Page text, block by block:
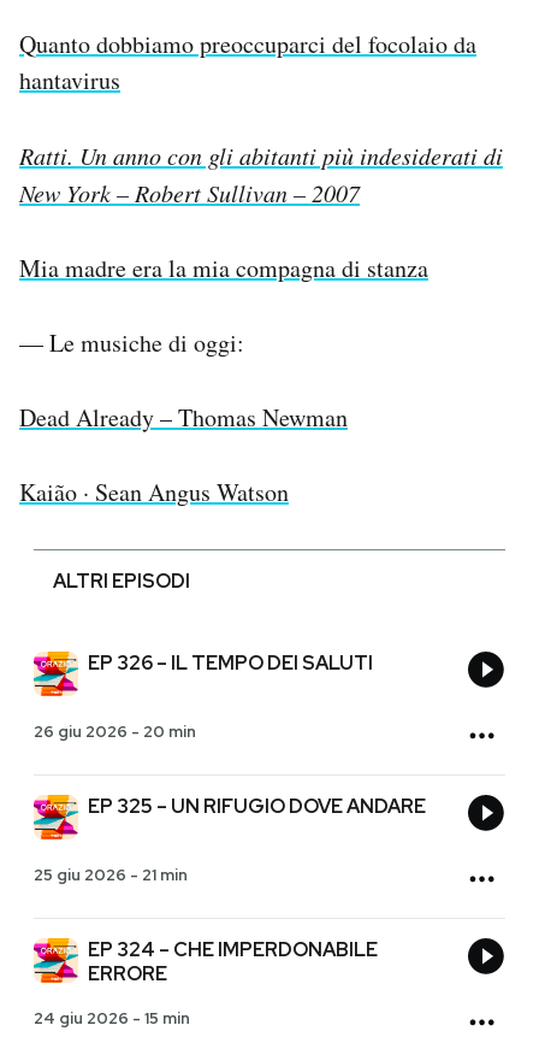
Quanto dobbiamo preoccuparci del focolaio da
hantavirus
Ratti. Un anno con gli abitanti più indesiderati di
New York – Robert Sullivan – 2007
Mia madre era la mia compagna di stanza
— Le musiche di oggi:
Dead Already – Thomas Newman
Kaião · Sean Angus Watson
ALTRI EPISODI
EP 326 – IL TEMPO DEI SALUTI
26 giu 2026 - 20 min
EP 325 – UN RIFUGIO DOVE ANDARE
25 giu 2026 - 21 min
EP 324 – CHE IMPERDONABILE
ERRORE
24 giu 2026 - 15 min